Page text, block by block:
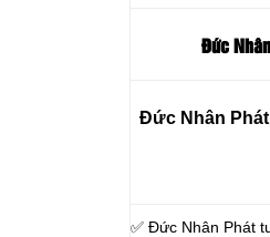
Đức
Đức Nhân
✅ Đức Nhân Phát